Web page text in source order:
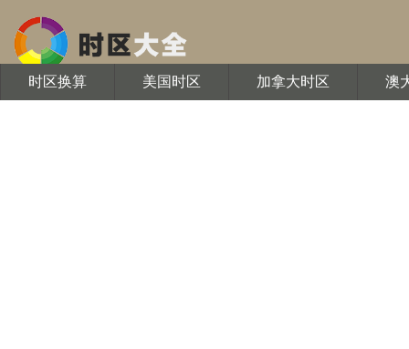
时区换算 美国时区 加拿大时区 澳